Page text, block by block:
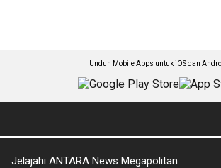
Unduh Mobile Apps untuk iOS dan
Jelajahi ANTARA News Megapolitan